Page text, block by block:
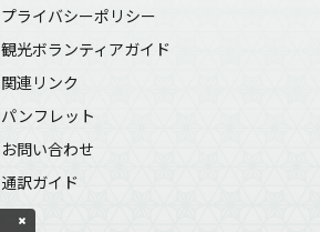
プライバシーポリシー
観光ボランティアガイド
関連リンク
パンフレット
お問い合わせ
通訳ガイド